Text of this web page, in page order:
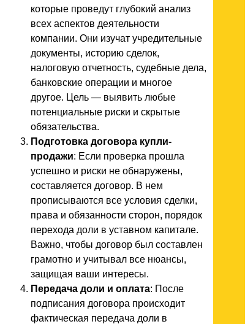
которые проведут глубокий анализ
всех аспектов деятельности
компании. Они изучат учредительные
документы, историю сделок,
налоговую отчетность, судебные дела,
банковские операции и многое
другое. Цель — выявить любые
потенциальные риски и скрытые
обязательства.
Подготовка договора купли-
продажи: Если проверка прошла
успешно и риски не обнаружены,
составляется договор. В нем
прописываются все условия сделки,
права и обязанности сторон, порядок
перехода доли в уставном капитале.
Важно, чтобы договор был составлен
грамотно и учитывал все нюансы,
защищая ваши интересы.
Передача доли и оплата: После
подписания договора происходит
фактическая передача доли в